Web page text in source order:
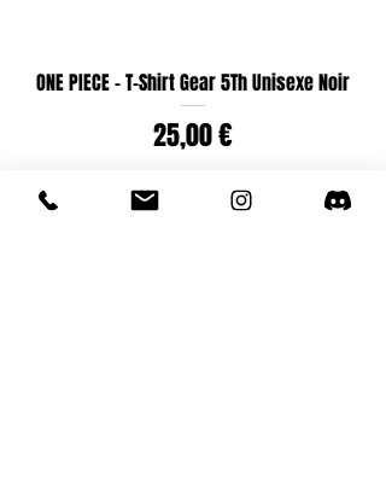
ONE PIECE - T-Shirt Gear 5Th Unisexe Noir
Prix
25,00 €